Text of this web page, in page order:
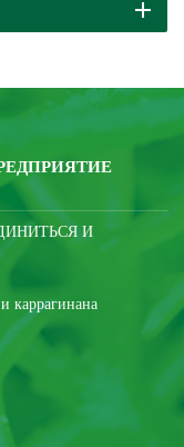
И
каррагинана